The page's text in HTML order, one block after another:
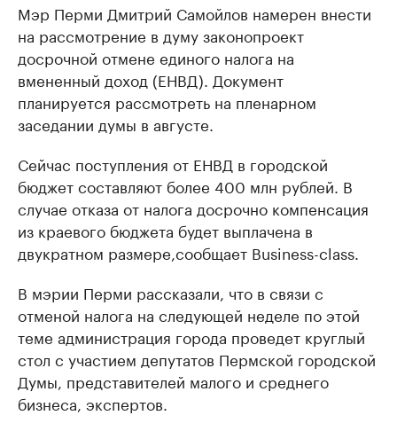
Мэр Перми Дмитрий Самойлов намерен внести
на рассмотрение в думу законопроект
досрочной отмене единого налога на
вмененный доход (ЕНВД). Документ
планируется рассмотреть на пленарном
заседании думы в августе.
Сейчас поступления от ЕНВД в городской
бюджет составляют более 400 млн рублей. В
случае отказа от налога досрочно компенсация
из краевого бюджета будет выплачена в
двукратном размере,сообщает Business-class.
В мэрии Перми рассказали, что в связи с
отменой налога на следующей неделе по этой
теме администрация города проведет круглый
стол с участием депутатов Пермской городской
Думы, представителей малого и среднего
бизнеса, экспертов.